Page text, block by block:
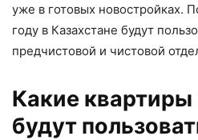
уже в готовых новостройках.
году в Казахстане будут
предчистовой и чистовой
Какие квартиры
будут